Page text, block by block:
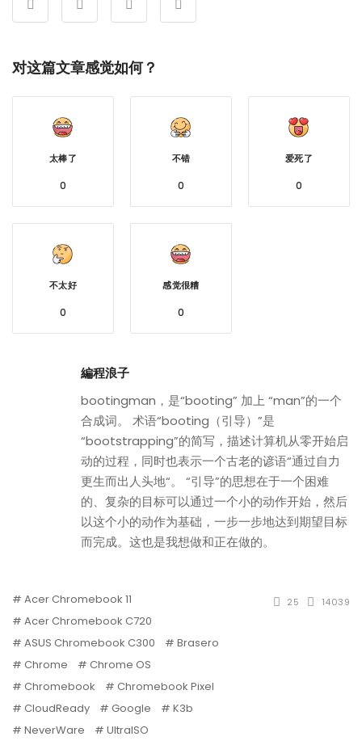
对这篇文章感觉如何？
太棒了
0
不错
0
爱死了
0
不太好
0
感觉很糟
0
編程浪子
bootingman，是“booting” 加上 “man”的一个
合成词。 术语“booting（引导）”是
“bootstrapping”的简写，描述计算机从零开始启
动的过程，同时也表示一个古老的谚语“通过自力
更生而出人头地“。 “引导”的思想在于一个困难
的、复杂的目标可以通过一个小的动作开始，然后
以这个小的动作为基础，一步一步地达到期望目标
而完成。这也是我想做和正在做的。
Acer Chromebook 11
Acer Chromebook C720
ASUS Chromebook C300
Brasero
Chrome
Chrome OS
Chromebook
Chromebook Pixel
CloudReady
Google
K3b
NeverWare
UltraISO
25 14039